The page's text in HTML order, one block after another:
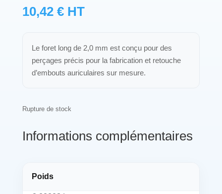
Contact
10,42 € HT
Le foret long de 2,0 mm est conçu pour des
perçages précis pour la fabrication et retouche
d’embouts auriculaires sur mesure.
Rupture de stock
Informations complémentaires
Poids